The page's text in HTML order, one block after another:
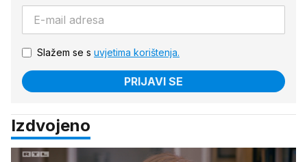
Slažem se s uvjetima korištenja.
PRIJAVI SE
Izdvojeno